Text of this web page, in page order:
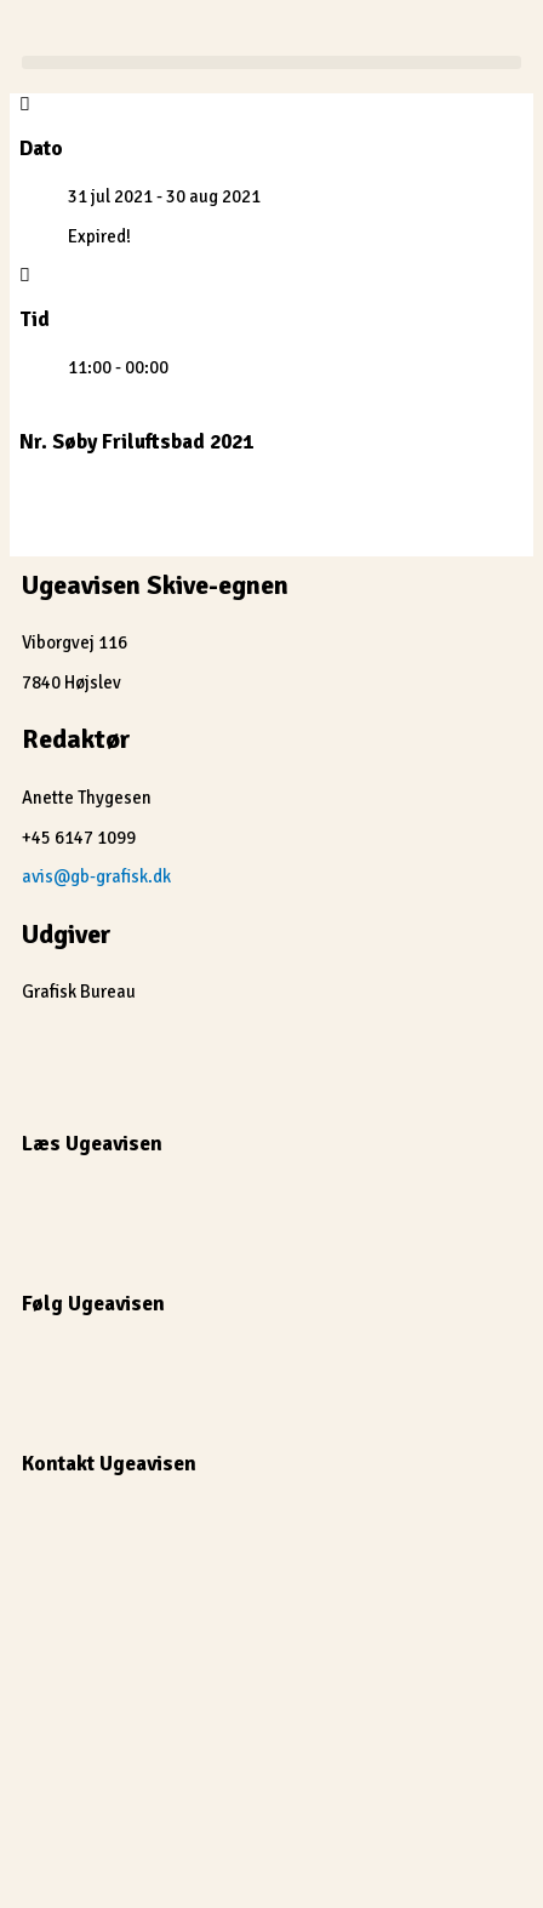
Dato
31 jul 2021- 30 aug 2021
Expired!
Tid
11:00 - 00:00
Nr. Søby Friluftsbad 2021
Ugeavisen Skive-egnen
Viborgvej 116
7840 Højslev
Redaktør
Anette Thygesen
+45 6147 1099
avis@gb-grafisk.dk
Udgiver
Grafisk Bureau
Læs Ugeavisen
Følg Ugeavisen
Kontakt Ugeavisen